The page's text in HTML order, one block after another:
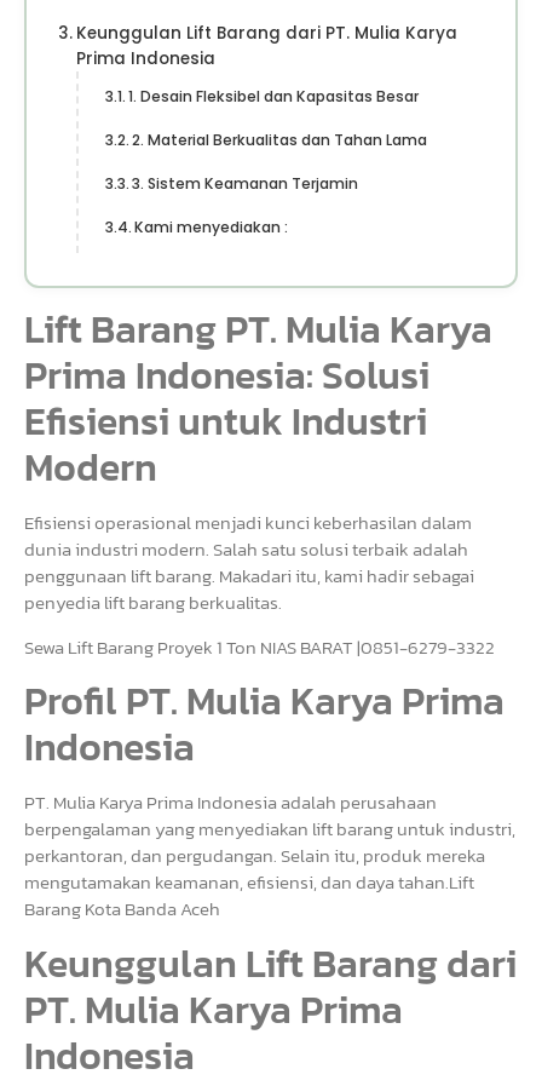
Keunggulan Lift Barang dari PT. Mulia Karya
Prima Indonesia
1. Desain Fleksibel dan Kapasitas Besar
2. Material Berkualitas dan Tahan Lama
3. Sistem Keamanan Terjamin
Kami menyediakan :
Lift Barang PT. Mulia Karya
Prima Indonesia: Solusi
Efisiensi untuk Industri
Modern
Efisiensi operasional menjadi kunci keberhasilan dalam
dunia industri modern. Salah satu solusi terbaik adalah
penggunaan lift barang. Makadari itu, kami hadir sebagai
penyedia lift barang berkualitas.
Sewa Lift Barang Proyek 1 Ton NIAS BARAT |0851-6279-3322
Profil PT. Mulia Karya Prima
Indonesia
PT. Mulia Karya Prima Indonesia adalah perusahaan
berpengalaman yang menyediakan lift barang untuk industri,
perkantoran, dan pergudangan. Selain itu, produk mereka
mengutamakan keamanan, efisiensi, dan daya tahan.Lift
Barang Kota Banda Aceh
Keunggulan Lift Barang dari
PT. Mulia Karya Prima
Indonesia